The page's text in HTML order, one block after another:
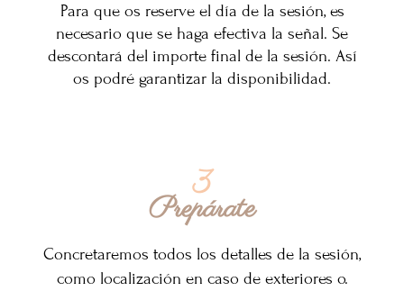
Para que os reserve el día de la sesión, es
necesario que se haga efectiva la señal. Se
descontará del importe final de la sesión. Así
os podré garantizar la disponibilidad.
3
Prepárate
Concretaremos todos los detalles de la sesión,
como localización en caso de exteriores o.